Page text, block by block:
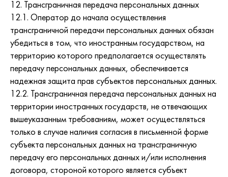
12. Трансграничная передача персональных данных
12.1. Оператор до начала осуществления
трансграничной передачи персональных данных обязан
убедиться в том, что иностранным государством, на
территорию которого предполагается осуществлять
передачу персональных данных, обеспечивается
надежная защита прав субъектов персональных данных.
12.2. Трансграничная передача персональных данных на
территории иностранных государств, не отвечающих
вышеуказанным требованиям, может осуществляться
только в случае наличия согласия в письменной форме
субъекта персональных данных на трансграничную
передачу его персональных данных и/или исполнения
договора, стороной которого является субъект